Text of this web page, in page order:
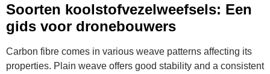
Soorten koolstofvezelweefsels: Een
gids voor dronebouwers
Carbon fibre comes in various weave patterns affecting its
properties. Plain weave offers good stability and a consistent